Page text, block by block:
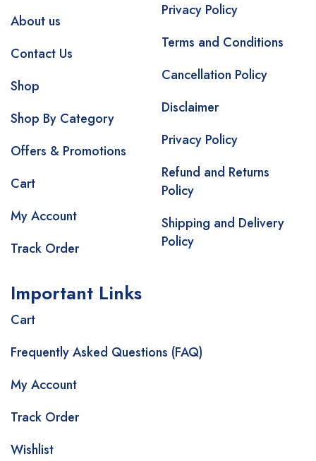
About us
Contact Us
Shop
Shop By Category
Offers & Promotions
Cart
My Account
Track Order
Privacy Policy
Terms and Conditions
Cancellation Policy
Disclaimer
Privacy Policy
Refund and Returns
Policy
Shipping and Delivery
Policy
Important Links
Cart
Frequently Asked Questions (FAQ)
My Account
Track Order
Wishlist